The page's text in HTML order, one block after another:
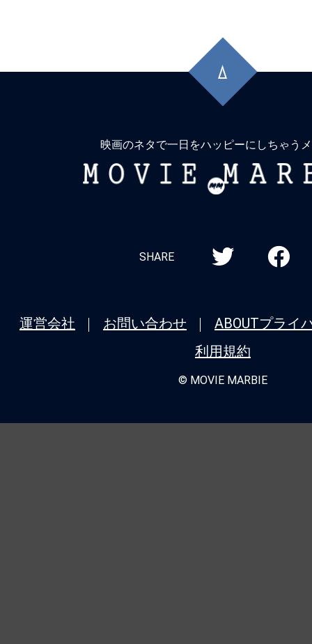
頭
に
映画のネタで一日をハッピーにしちゃう
MOVIE
SHARE
運営会社 お問い合わせ ABOUTプライ
利用規約
© MOVIE MARBIE